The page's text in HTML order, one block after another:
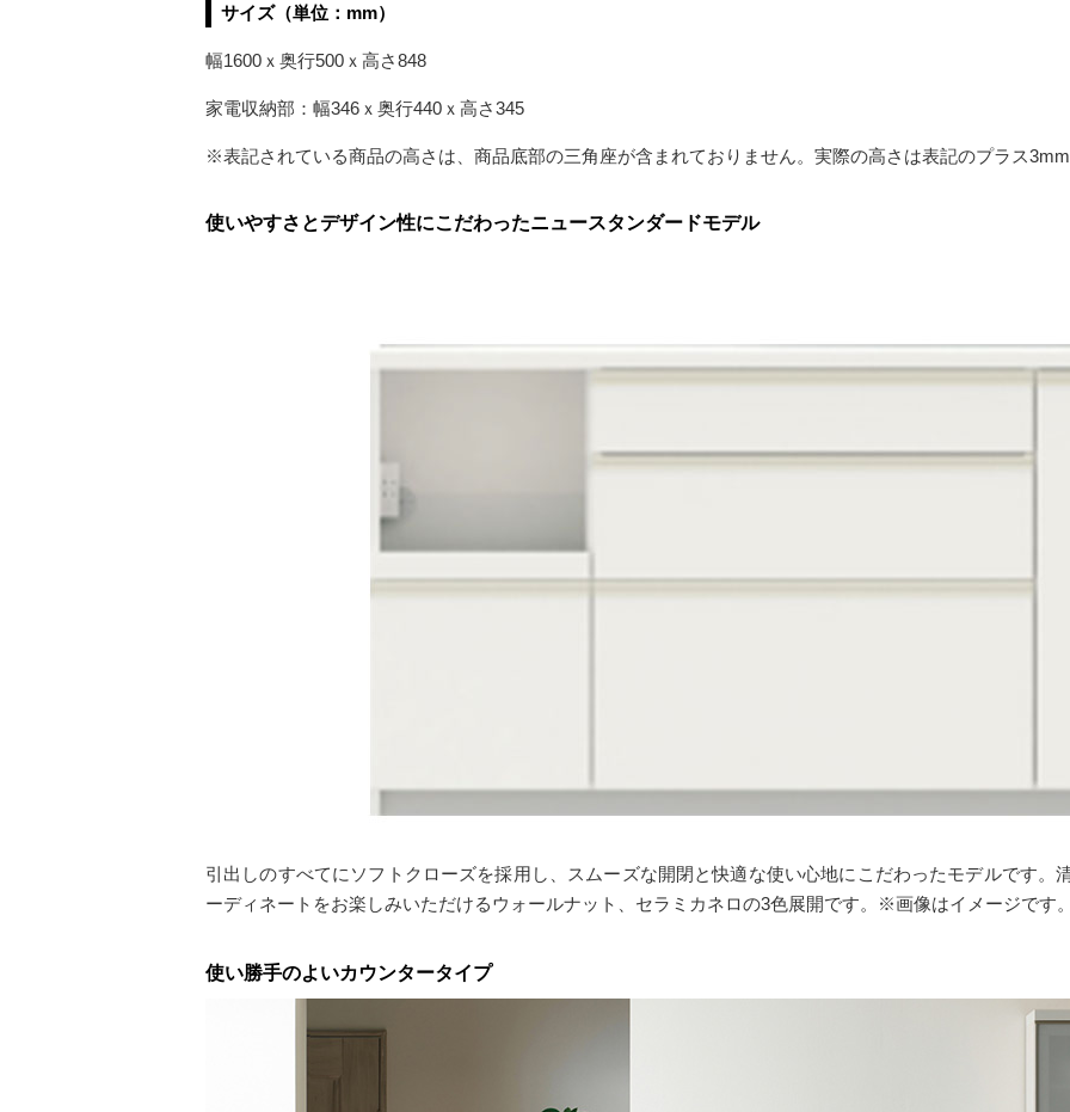
サイズ（単位：mm）
幅1600ｘ奥行500ｘ高さ848
家電収納部：幅346ｘ奥行440ｘ高さ345
※表記されている商品の高さは、商品底部の三角座が含まれておりません。実際の高さは表記のプラス3mm
使いやすさとデザイン性にこだわったニュースタンダードモデル
引出しのすべてにソフトクローズを採用し、スムーズな開閉と快適な使い心地にこだわったモデルです。
ーディネートをお楽しみいただけるウォールナット、セラミカネロの3色展開です。※画像はイメージです。
使い勝手のよいカウンタータイプ